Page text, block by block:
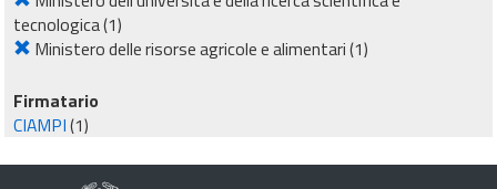
tecnologica(1)
Ministero delle risorse agricole e alimentari(1)
Firmatario
CIAMPI(1)